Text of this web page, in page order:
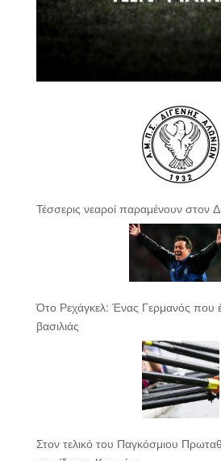
Τέσσερις νεαροί παραμένουν στον
Ότο Ρεχάγκελ: Ένας Γερμανός που
βασιλιάς
Στον τελικό του Παγκόσμιου